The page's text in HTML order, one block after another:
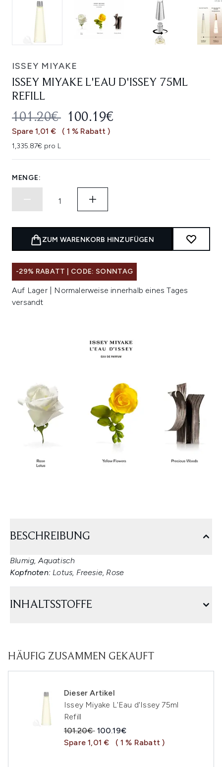
ISSEY MIYAKE
ISSEY MIYAKE L'EAU D'ISSEY 75ML
REFILL
UNVERBINDLICHE
101.20€ AKTUELLER PREIS:
100.19€
Spare 1,01 € ( 1 % Rabatt )
1,335.87€ pro L
MENGE:
ZUM WARENKORB HINZUFÜGEN
-29% RABATT | CODE: SONNTAG
Auf Lager | Normalerweise innerhalb eines Tages
versandt
BESCHREIBUNG
Blumig, Aquatisch
Kopfnoten: Lotus, Freesie, Rose
INHALTSSTOFFE
HÄUFIG ZUSAMMEN GEKAUFT
Dieser Artikel
Issey Miyake L'Eau d'Issey 75ml
Refill
Unverbindliche Preisempfehlung:
101.20€ Aktueller Preis:
100.19€
Spare 1,01 €
( 1 % Rabatt )